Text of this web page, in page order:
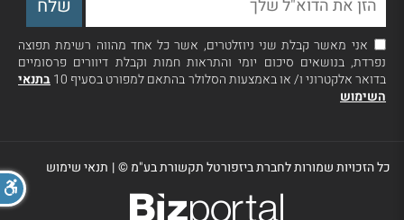
אני מאשר קבלת שני ניוזלטרים, אשר כל אחד מהווה רשימת תפוצה
נפרדת, בנושאים סיכום יומי והתראות חמות וקבלת דיוורים פרסומיים
בדואר אלקטרוני ו/ או באמצעות הסלולר בהתאם למפורט בסעיף 10
בתנאי
השימוש
כל הזכויות שמורות לחברת ביזפורטל תקשורת בע"מ ©| תנאי שימוש